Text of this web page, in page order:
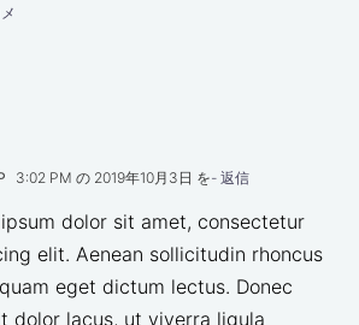
3:02 PM の 2019年10月3日 を- 返信
dolor sit amet, consectetur
elit. Aenean sollicitudin rhoncus
eget dictum lectus. Donec
dolor lacus, ut viverra ligula